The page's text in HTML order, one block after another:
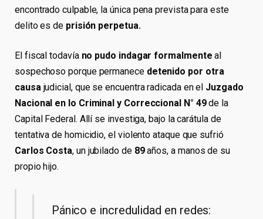
encontrado culpable, la única pena prevista para este
delito es de prisión perpetua.
El fiscal todavíano pudo indagar formalmente al
sospechoso porque permanece detenido por otra
causajudicial, que se encuentra radicada en el Juzgado
Nacional en lo Criminal y Correccional N° 49de la
Capital Federal. Allí se investiga, bajo la carátula de
tentativa de homicidio, el violento ataque que sufrió
Carlos Costa, un jubilado de 89años, a manos de su
propio hijo.
Pánico e incredulidad en redes: